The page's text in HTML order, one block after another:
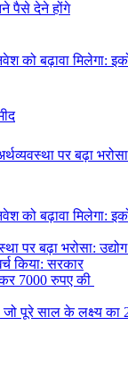
पैसे देने होंगे
को बढ़ावा मिलेगा:
पर बढ़ा
को बढ़ावा मिलेगा:
पर बढ़ा भरोसा:
किया: सरकार
7000 रुपए की
जो पूरे साल के लक्ष्य का